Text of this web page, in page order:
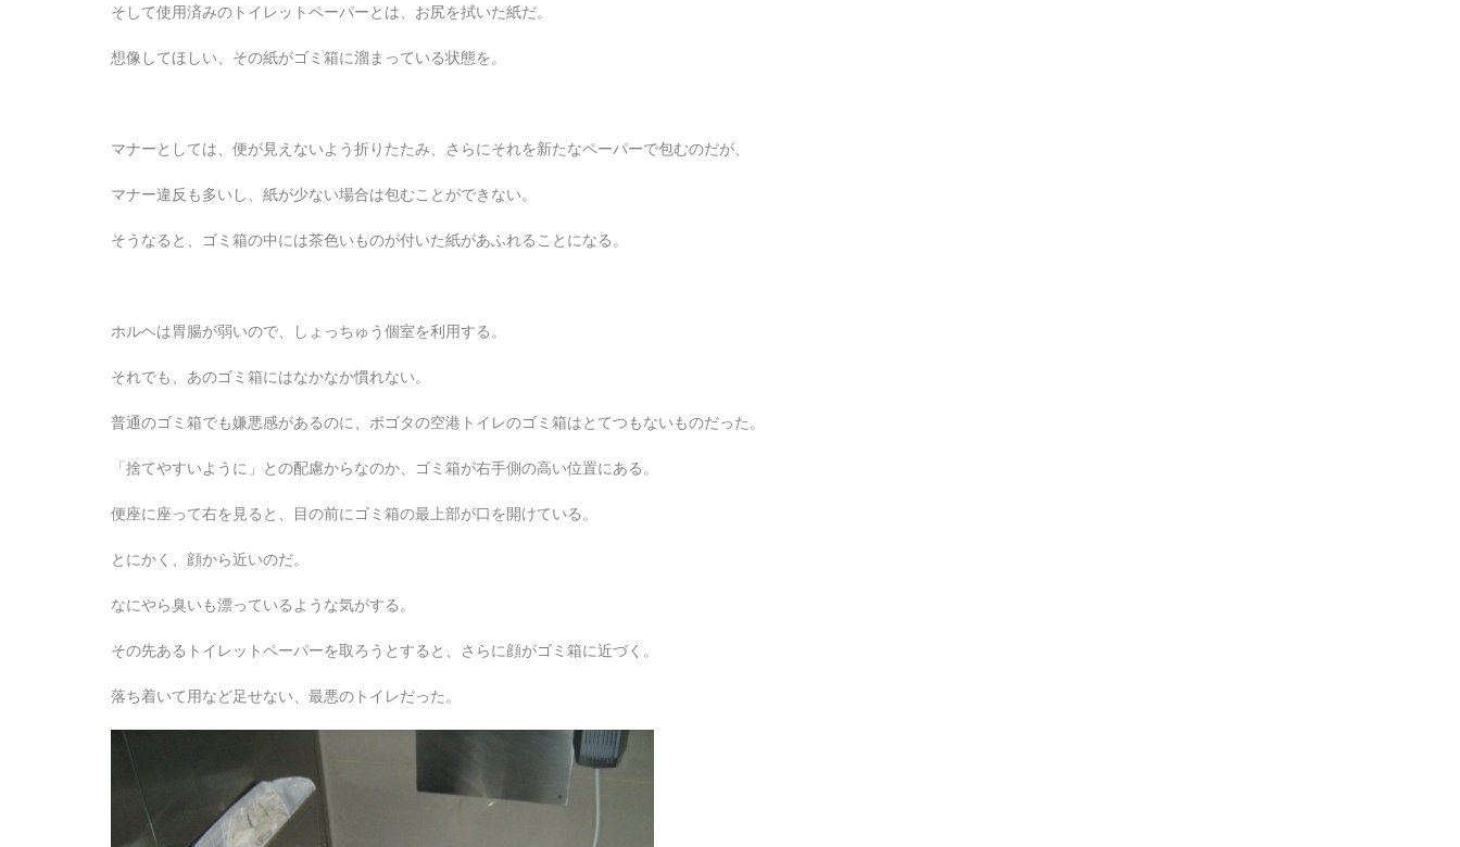
そして使用済みのトイレットペーパーとは、お尻を拭いた紙だ。
想像してほしい、その紙がゴミ箱に溜まっている状態を。
マナーとしては、便が見えないよう折りたたみ、さらにそれを新たなペーパーで包むのだが、
マナー違反も多いし、紙が少ない場合は包むことができない。
そうなると、ゴミ箱の中には茶色いものが付いた紙があふれることになる。
ホルヘは胃腸が弱いので、しょっちゅう個室を利用する。
それでも、あのゴミ箱にはなかなか慣れない。
普通のゴミ箱でも嫌悪感があるのに、ボゴタの空港トイレのゴミ箱はとてつもないものだった。
「捨てやすいように」との配慮からなのか、ゴミ箱が右手側の高い位置にある。
便座に座って右を見ると、目の前にゴミ箱の最上部が口を開けている。
とにかく、顔から近いのだ。
なにやら臭いも漂っているような気がする。
その先あるトイレットペーパーを取ろうとすると、さらに顔がゴミ箱に近づく。
落ち着いて用など足せない、最悪のトイレだった。